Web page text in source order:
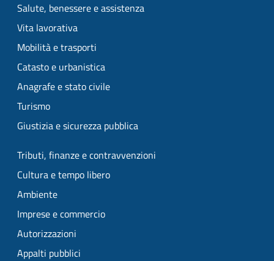
Salute, benessere e assistenza
Vita lavorativa
Mobilità e trasporti
Catasto e urbanistica
Anagrafe e stato civile
Turismo
Giustizia e sicurezza pubblica
Tributi, finanze e contravvenzioni
Cultura e tempo libero
Ambiente
Imprese e commercio
Autorizzazioni
Appalti pubblici